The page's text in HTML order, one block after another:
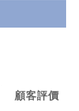
顧客評價